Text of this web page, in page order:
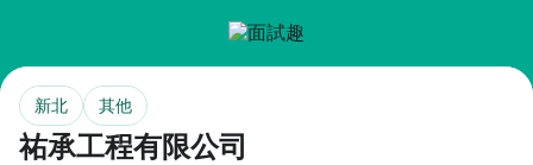
祐承工程有限公司
新北 其他